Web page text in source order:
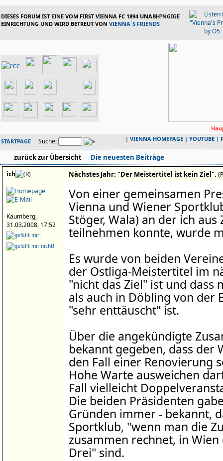
DIESES FORUM IST EINE VOM FIRST VIENNA FC 1894 UNABH?NGIGE
EINRICHTUNG UND WIRD BETREUT VON VIENNA´S FRIENDS
STARTPAGE
Suche: | VIENNA HOMEPAGE | YOUTUBE |
zurück zur Übersicht Die neuesten Beiträge
ich
Kaumberg,
31.03.2008, 17:52
Nächstes Jahr: "Der Meistertitel ist kein Ziel".
Von einer gemeinsamen
Vienna und Wiener
Stöger, Wala) an der ich
teilnehmen konnte, wurde
Es wurde von beiden
der Ostliga-Meistertitel im
"nicht das Ziel" ist und dass
als auch in Döbling von der
"sehr enttäuscht" ist.
Über die angekündigte
bekannt gegeben, dass der
den Fall einer Renovierung
Hohe Warte ausweichen
Fall vielleicht
Die beiden Präsidenten
Gründen immer - bekannt,
Sportklub, "wenn man die
zusammen rechnet, in
Drei" sind.